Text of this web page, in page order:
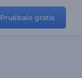
Pruébalo gratis